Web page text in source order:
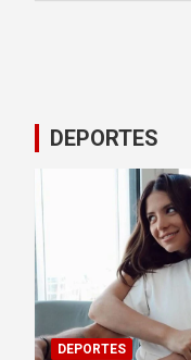
entradas
DEPORTES
DEPORTES